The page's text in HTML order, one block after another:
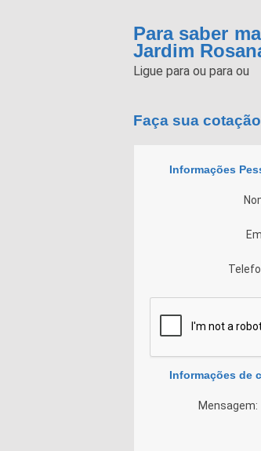
Para saber
Jardim
Ligue para ou para ou
Faça sua cotação
Informações
Informações de
Mensagem: